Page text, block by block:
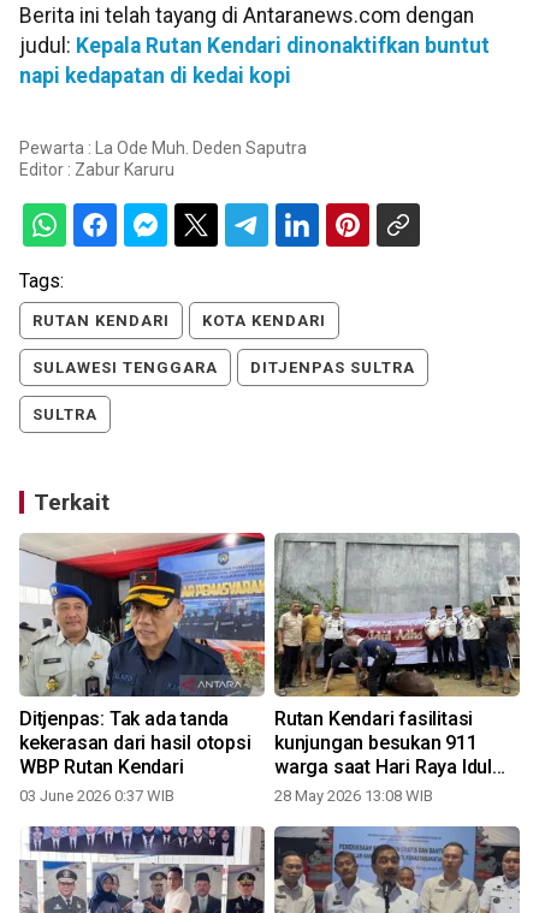
Berita ini telah tayang di Antaranews.com dengan
judul: Kepala Rutan Kendari dinonaktifkan buntut
napi kedapatan di kedai kopi
Pewarta : La Ode Muh. Deden Saputra
Editor : Zabur Karuru
Tags:
RUTAN KENDARI KOTA KENDARI
SULAWESI TENGGARA DITJENPAS SULTRA
SULTRA
Terkait
Ditjenpas: Tak ada tanda
kekerasan dari hasil otopsi
WBP Rutan Kendari
03 June 2026 0:37 WIB
Rutan Kendari fasilitasi
kunjungan besukan 911
warga saat Hari Raya Idul
Adha
28 May 2026 13:08 WIB